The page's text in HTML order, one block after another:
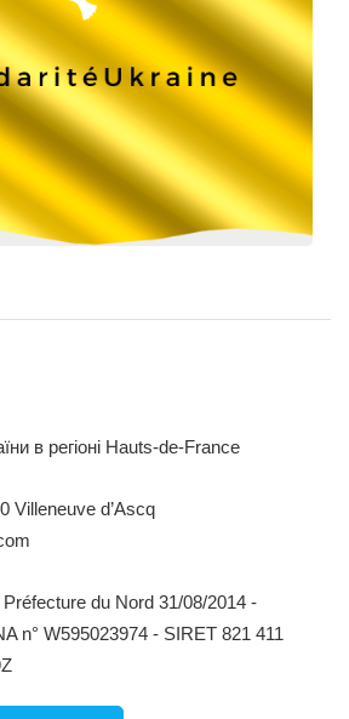
в регіоні Hauts-de-France
Villeneuve d’Ascq
du Nord 31/08/2014 -
n° W595023974 - SIRET 821 411